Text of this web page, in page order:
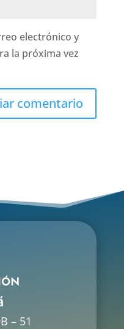
electrónico y
la próxima vez
– 51